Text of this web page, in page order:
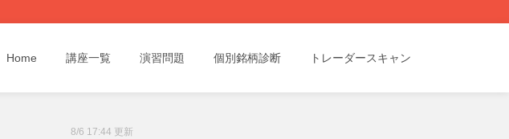
Home 講座一覧 演習問題 個別銘柄診断 トレーダースキャン
8/6 17:44 更新